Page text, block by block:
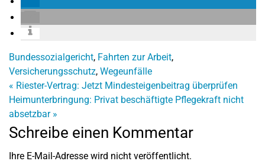
Bundessozialgericht, Fahrten zur Arbeit,
Versicherungsschutz, Wegeunfälle
« Riester-Vertrag: Jetzt Mindesteigenbeitrag überprüfen
Heimunterbringung: Privat beschäftigte Pflegekraft nicht
absetzbar »
Schreibe einen Kommentar
Ihre E-Mail-Adresse wird nicht veröffentlicht.